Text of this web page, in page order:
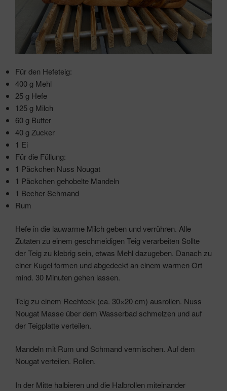
Für den Hefeteig:
400 g Mehl
25 g Hefe
125 g Milch
60 g Butter
40 g Zucker
1 Ei
Für die Füllung:
1 Päckchen Nuss Nougat
1 Päckchen gehobelte Mandeln
1 Becher Schmand
Rum
Hefe in die lauwarme Milch geben und verrühren. Alle
Zutaten zu einem geschmeidigen Teig verarbeiten Sollte
der Teig zu klebrig sein, etwas Mehl dazugeben. Danach zu
einer Kugel formen und abgedeckt an einem warmen Ort
mind. 30 Minuten gehen lassen.
Teig zu einem Rechteck (ca. 30×20 cm) ausrollen. Nuss
Nougat Masse über dem Wasserbad schmelzen und auf
der Teigplatte verteilen.
Mandeln mit Rum und Schmand vermischen. Auf dem
Nougat verteilen. Rollen.
In der Mitte halbieren und die Halbrollen miteinander